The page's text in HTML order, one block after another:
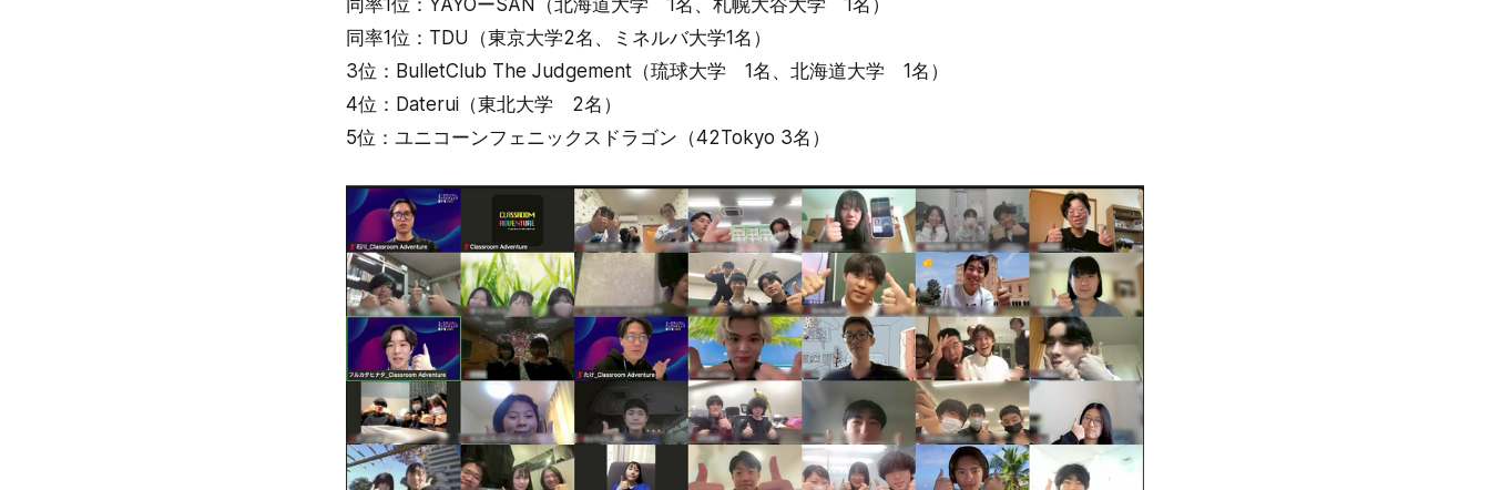
同率1位：TDU（東京大学2名、ミネルバ大学1名）
3位：BulletClub The Judgement（琉球大学 1名、北海道大学 1名）
4位：Daterui（東北大学 2名）
5位：ユニコーンフェニックスドラゴン（42Tokyo 3名）